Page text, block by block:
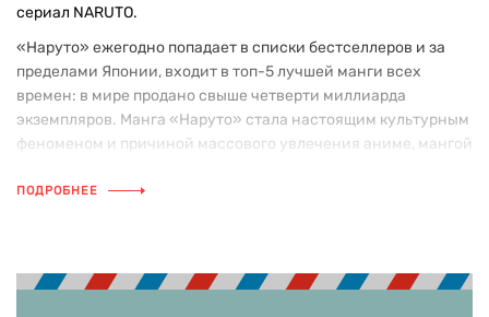
сериал NARUTO.
«Наруто» ежегодно попадает в списки бестселлеров и за
пределами Японии, входит в топ-5 лучшей манги всех
времен: в мире продано свыше четверти миллиарда
экземпляров. Манга «Наруто» стала настоящим культурным
феноменом и причиной массового увлечения аниме, мангой
ПОДРОБНЕЕ